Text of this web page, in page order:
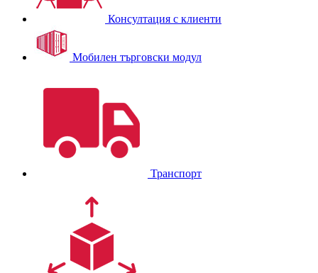
Консултация с клиенти
Мобилен търговски модул
Транспорт